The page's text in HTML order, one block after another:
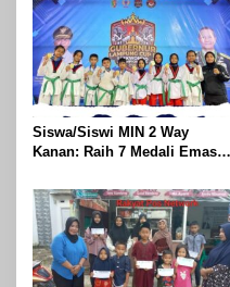
Siswa/Siswi MIN 2 Way
Kanan: Raih 7 Medali Emas
Gubernur Lampung Cup 2
Taekwondo Championship
2026